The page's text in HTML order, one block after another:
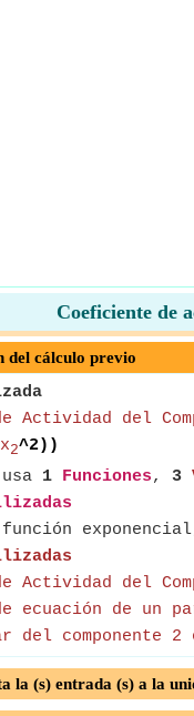
Coeficiente de
del cálculo previo
Actividad del
x2^2))
1 Funciones, 3
Actividad del
ecuación de un
del componente
la (s) entrada (s) a la